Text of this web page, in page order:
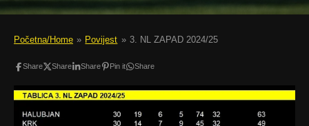
Početna/Home » Povijest » 3. NL ZAPAD 2024/25
Share Share Share Pin it Share